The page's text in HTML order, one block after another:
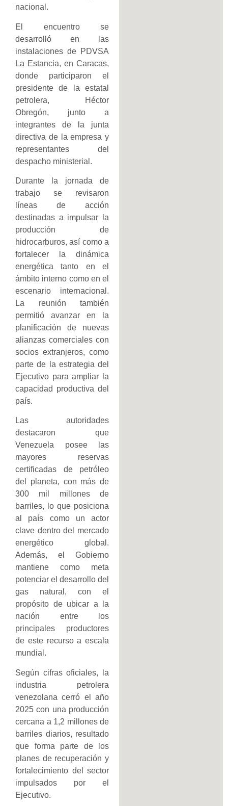
nacional.
El encuentro se
desarrolló en las
instalaciones de PDVSA
La Estancia, en Caracas,
donde participaron el
presidente de la estatal
petrolera, Héctor
Obregón, junto a
integrantes de la junta
directiva de la empresa y
representantes del
despacho ministerial.
Durante la jornada de
trabajo se revisaron
líneas de acción
destinadas a impulsar la
producción de
hidrocarburos, así como a
fortalecer la dinámica
energética tanto en el
ámbito interno como en el
escenario internacional.
La reunión también
permitió avanzar en la
planificación de nuevas
alianzas comerciales con
socios extranjeros, como
parte de la estrategia del
Ejecutivo para ampliar la
capacidad productiva del
país.
Las autoridades
destacaron que
Venezuela posee las
mayores reservas
certificadas de petróleo
del planeta, con más de
300 mil millones de
barriles, lo que posiciona
al país como un actor
clave dentro del mercado
energético global.
Además, el Gobierno
mantiene como meta
potenciar el desarrollo del
gas natural, con el
propósito de ubicar a la
nación entre los
principales productores
de este recurso a escala
mundial.
Según cifras oficiales, la
industria petrolera
venezolana cerró el año
2025 con una producción
cercana a 1,2 millones de
barriles diarios, resultado
que forma parte de los
planes de recuperación y
fortalecimiento del sector
impulsados por el
Ejecutivo.